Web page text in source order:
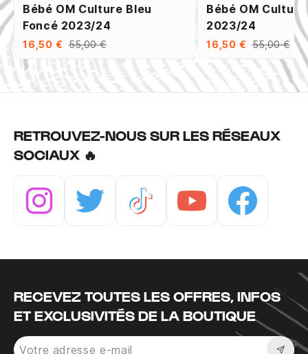
Bébé OM Culture Bleu
Foncé 2023/24
16,50 € 55,00 €
Bébé OM
2023/24
16,50 € 55,00 €
RETROUVEZ-NOUS SUR LES RÉSEAUX
SOCIAUX 🔥
RECEVEZ TOUTES LES OFFRES, INFOS
ET EXCLUSIVITÉS DE LA BOUTIQUE